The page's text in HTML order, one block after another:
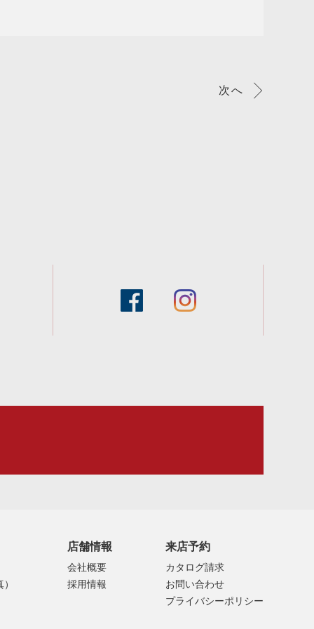
次へ
facebook instagram
店舗情報
会社概要
採用情報
来店予約
カタログ請求
お問い合わせ
プライバシーポリシー